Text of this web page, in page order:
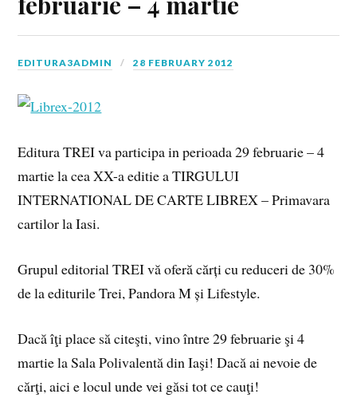
EDITURA3ADMIN 28 FEBRUARY 2012
Editura TREI va participa in perioada 29 februarie – 4
martie la cea XX-a editie a TIRGULUI
INTERNATIONAL DE CARTE LIBREX – Primavara
cartilor la Iasi.
Grupul editorial TREI vă oferă cărți cu reduceri de 30%
de la editurile Trei, Pandora M și Lifestyle.
Dacă îţi place să citeşti, vino între 29 februarie şi 4
martie la Sala Polivalentă din Iaşi! Dacă ai nevoie de
cărţi, aici e locul unde vei găsi tot ce cauţi!